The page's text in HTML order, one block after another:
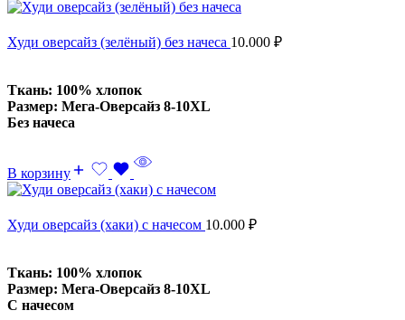
Худи оверсайз (зелёный) без начеса 10.000 ₽
Ткань: 100% хлопок
Размер: Мега-Оверсайз 8-10XL
Без начеса
В корзину
Худи оверсайз (хаки) с начесом 10.000 ₽
Ткань: 100% хлопок
Размер: Мега-Оверсайз 8-10XL
С начесом